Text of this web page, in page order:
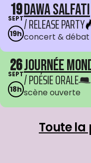
19
SEPT
19h
Dawa Salfati
/ RELEASE PARTY
concert & débat
26
SEPT
18h
Journée
/ POÉSIE ORALE
scène ouverte
Toute